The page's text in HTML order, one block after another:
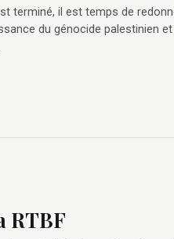
terminé, il est temps de
du génocide palestinien
RTBF